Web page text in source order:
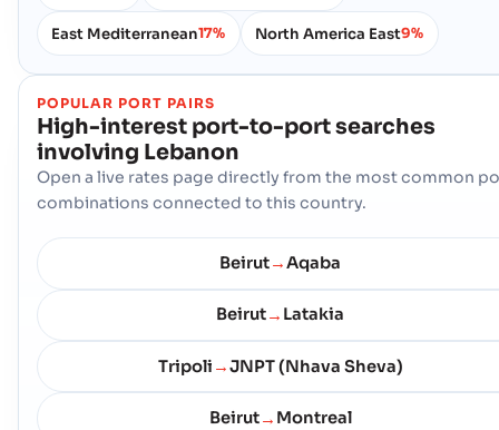
East Mediterranean17% North America East9%
POPULAR PORT PAIRS
High-interest port-to-port searches
involving Lebanon
Open a live rates page directly from the most common
combinations connected to this country.
Beirut→Aqaba
Beirut→ Latakia
Tripoli →JNPT (Nhava Sheva)
Beirut→ Montreal